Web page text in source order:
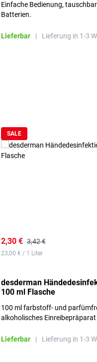
Einfache Bedienung,
Batterien.
Lieferbar | Lieferung in 1-3
SALE
2,30 € 3,42 €
23,00 € / 1 Liter
desderman
100 ml Flasche
100 ml farbstoff- und
alkoholisches Einreibepräparat
Lieferbar | Lieferung in 1-3